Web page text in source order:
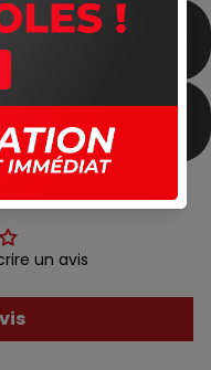
Prix du Marché
un avis